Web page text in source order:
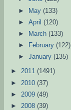
►
May(133)
►April(120)
►
March(133)
►
February(122)
►January(135)
► 2011 (1491)
► 2010 (37)
► 2009 (49)
► 2008 (39)